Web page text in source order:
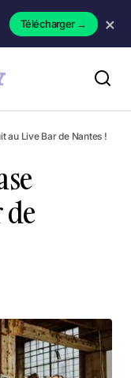
Télécharger→ ×
au Live Bar de Nantes !